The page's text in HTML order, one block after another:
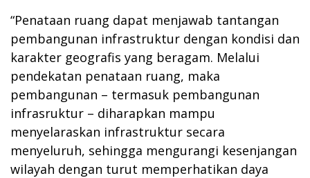
“Penataan ruang dapat menjawab tantangan
pembangunan infrastruktur dengan kondisi dan
karakter geografis yang beragam. Melalui
pendekatan penataan ruang, maka
pembangunan – termasuk pembangunan
infrasruktur – diharapkan mampu
menyelaraskan infrastruktur secara
menyeluruh, sehingga mengurangi kesenjangan
wilayah dengan turut memperhatikan daya